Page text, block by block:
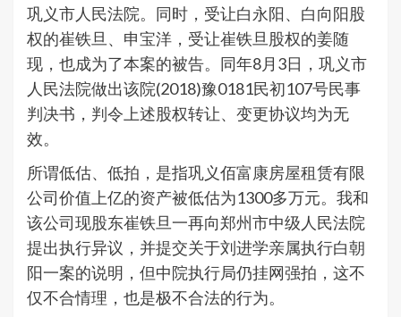
巩义市人民法院。同时，受让白永阳、白向阳股
权的崔铁旦、申宝洋，受让崔铁旦股权的姜随
现，也成为了本案的被告。同年8月3日，巩义市
人民法院做出该院(2018)豫0181民初107号民事
判决书，判令上述股权转让、变更协议均为无
效。
所谓低估、低拍，是指巩义佰富康房屋租赁有限
公司价值上亿的资产被低估为1300多万元。我和
该公司现股东崔铁旦一再向郑州市中级人民法院
提出执行异议，并提交关于刘进学亲属执行白朝
阳一案的说明，但中院执行局仍挂网强拍，这不
仅不合情理，也是极不合法的行为。